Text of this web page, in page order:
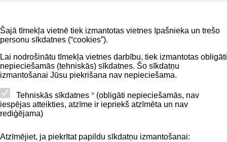
Šajā tīmekļa vietnē tiek izmantotas vietnes īpašnieka un trešo
personu sīkdatnes (“cookies”).
Lai nodrošinātu tīmekļa vietnes darbību, tiek izmantotas obligāti
nepieciešamās (tehniskās) sīkdatnes. Šo sīkdatņu
izmantošanai Jūsu piekrišana nav nepieciešama.
Tehniskās sīkdatnes * (obligāti nepieciešamās, nav
iespējas atteikties, atzīme ir iepriekš atzīmēta un nav
rediģējama)
Atzīmējiet, ja piekrītat papildu sīkdatņu izmantošanai:
Privātuma politika
Lapas karte
Piekļūstamības paziņojums